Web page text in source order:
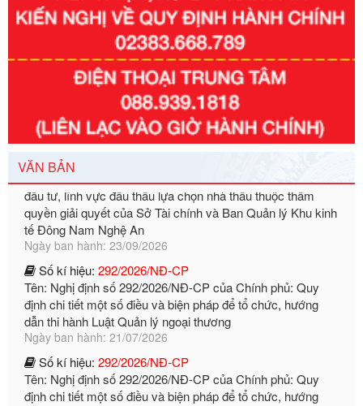
VĂN BẢN
351/2025/NĐ-CP
Tên: Nghị định số 351/2025/NĐ-CP của Chính phủ: Quy
định chuẩn nghèo đa chiều quốc gia giai đoạn 2026 - 2030
Ngày ban hành: 29/12/2026
3014/QĐ-UBND
Tên: Quyết định về việc công bố danh mục thủ tục hành
chính ban hành mới, sửa đổi bổ sung trong lĩnh vực hỗ trợ
đầu tư, lĩnh vực đấu thầu lựa chọn nhà thầu thuộc thẩm
quyền giải quyết của Sở Tài chính và Ban Quản lý Khu kinh
tế Đông Nam Nghệ An
Ngày ban hành: 23/09/2026
Số kí hiệu:292/2026/NĐ-CP
Tên: Nghị định số 292/2026/NĐ-CP của Chính phủ: Quy
định chi tiết một số điều và biện pháp để tổ chức, hướng
dẫn thi hành Luật Quản lý ngoại thương
Ngày ban hành: 21/07/2026
Số kí hiệu:292/2026/NĐ-CP
Tên: Nghị định số 292/2026/NĐ-CP của Chính phủ: Quy
định chi tiết một số điều và biện pháp để tổ chức, hướng
dẫn thi hành Luật Quản lý ngoại thương
Ngày ban hành: 21/07/2026